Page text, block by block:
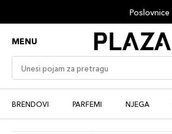
Poslovnice
MENU
BRENDOVI PARFEMI NJEGA